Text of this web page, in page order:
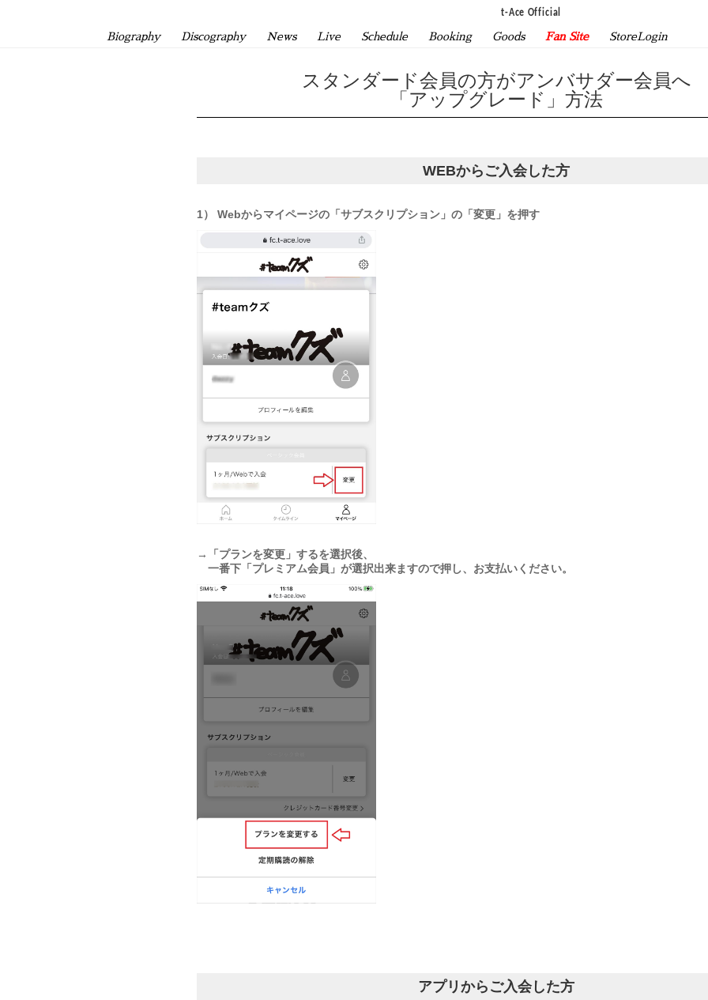
t-Ace Official
Biography Discography News Live Schedule Booking Goods Fan Site StoreLogin
スタンダード会員の方がアンバサダー会員へ
「アップグレード」方法
WEBからご入会した方
1） Webからマイページの「サブスクリプション」の「変更」を押す
→「プランを変更」するを選択後、
一番下「プレミアム会員」が選択出来ますので押し、お支払いください。
アプリからご入会した方